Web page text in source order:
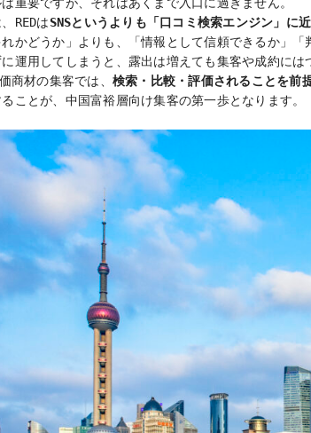
REDはSNSというよりも「口コミ検索エンジン」に
かどうか」よりも、「情報として信頼できるか」「
運用してしまうと、露出は増えても集客や成約には
商材の集客では、 検索・比較・評価されることを前
ことが、中国富裕層向け集客の第一歩となります。